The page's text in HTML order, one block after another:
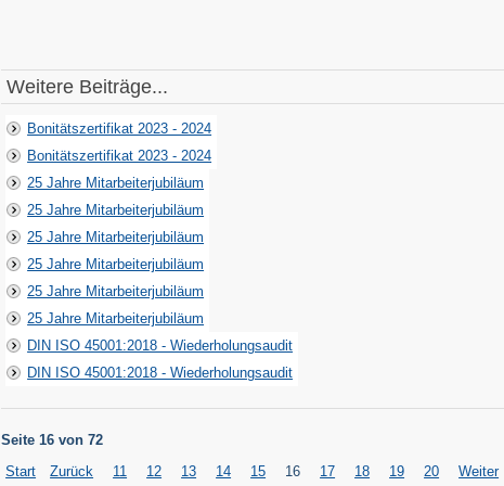
Weitere Beiträge...
Bonitätszertifikat 2023 - 2024
Bonitätszertifikat 2023 - 2024
25 Jahre Mitarbeiterjubiläum
25 Jahre Mitarbeiterjubiläum
25 Jahre Mitarbeiterjubiläum
25 Jahre Mitarbeiterjubiläum
25 Jahre Mitarbeiterjubiläum
25 Jahre Mitarbeiterjubiläum
DIN ISO 45001:2018 - Wiederholungsaudit
DIN ISO 45001:2018 - Wiederholungsaudit
Seite 16 von 72
Start
Zurück 11 12 13 14 15 16 17 18 19 20 Weiter